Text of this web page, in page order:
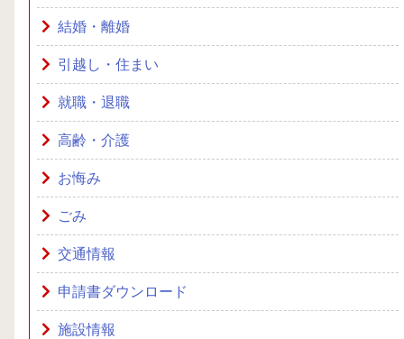
結婚・離婚
引越し・住まい
就職・退職
高齢・介護
お悔み
ごみ
交通情報
申請書ダウンロード
施設情報